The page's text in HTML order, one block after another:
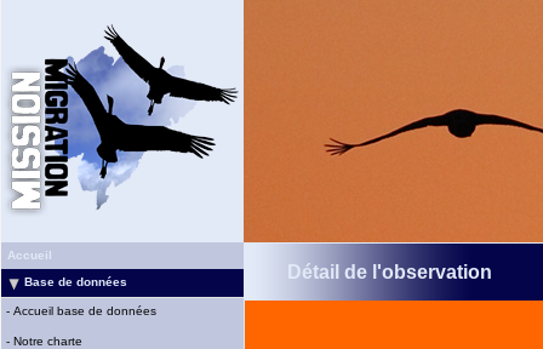
Accueil
Base de données
- Accueil base de données
- Notre charte
Détail de l'observation